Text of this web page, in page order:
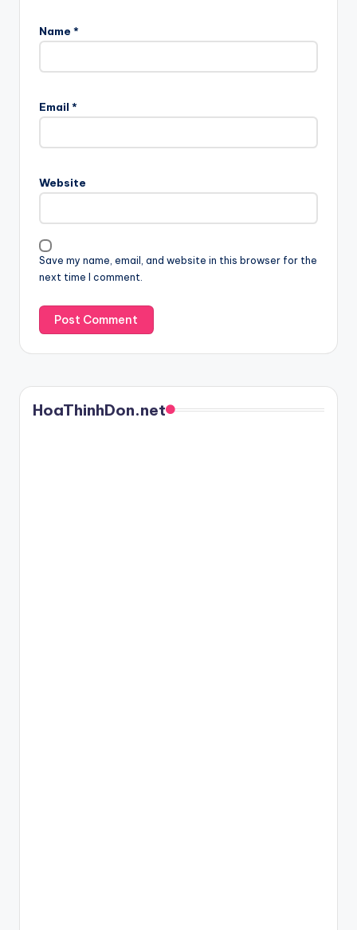
Name *
Email *
Website
Save my name, email, and website in this browser for the
next time I comment.
HoaThinhDon.net